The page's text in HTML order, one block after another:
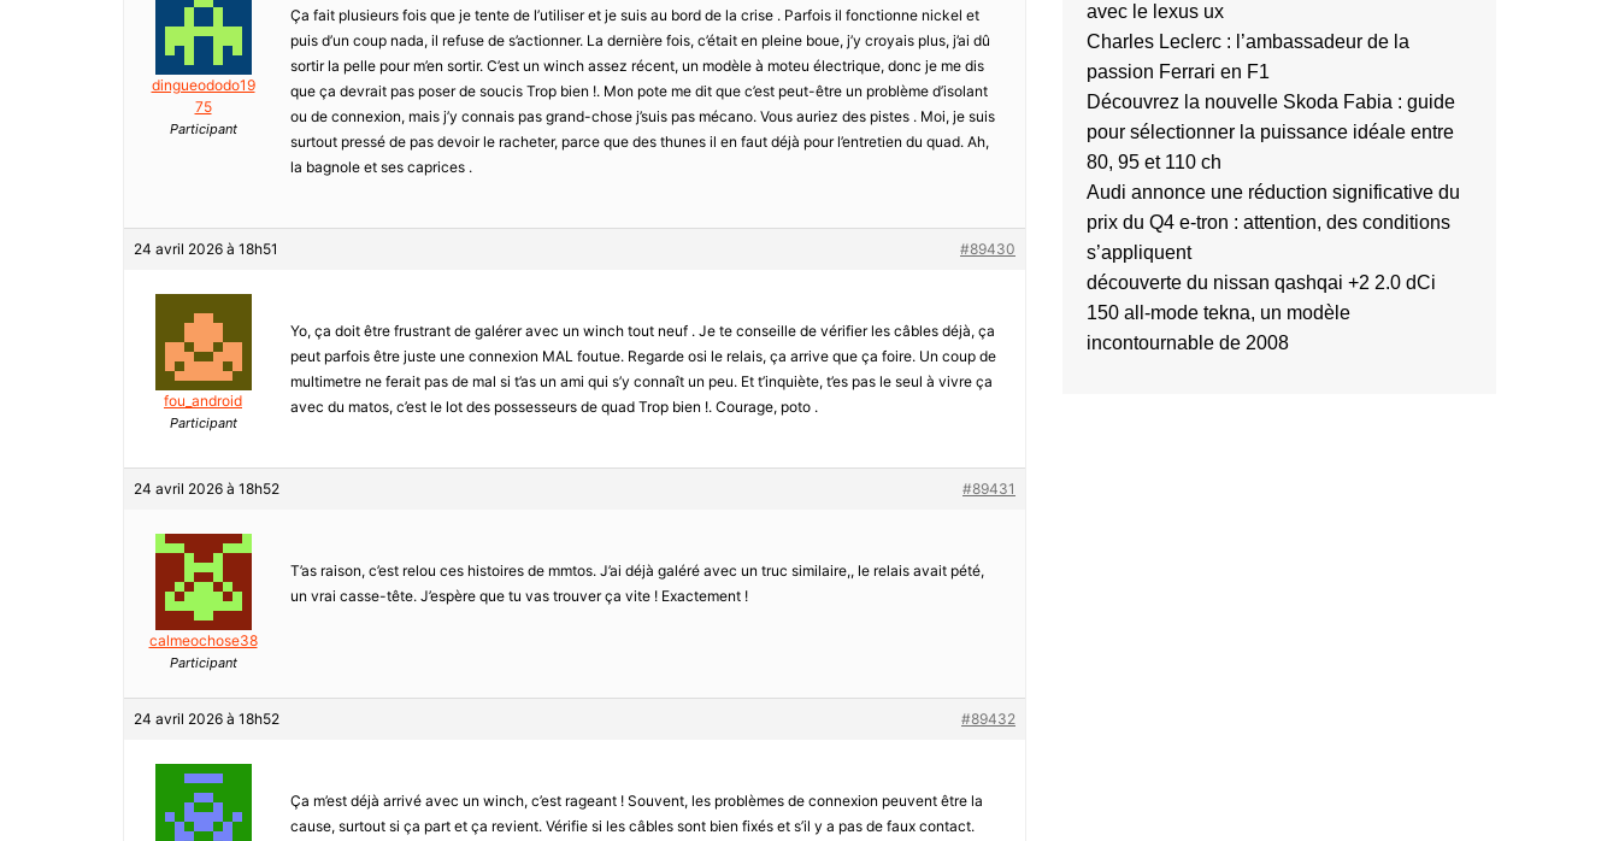
dingueododo19
75
Participant
Ça fait plusieurs fois que je tente de l’utiliser et je suis au bord de la crise . Parfois il fonctionne nickel et
puis d’un coup nada, il refuse de s’actionner. La dernière fois, c’était en pleine boue, j’y croyais plus, j’ai dû
sortir la pelle pour m’en sortir. C’est un winch assez récent, un modèle à moteu électrique, donc je me dis
que ça devrait pas poser de soucis Trop bien !. Mon pote me dit que c’est peut-être un problème d’isolant
ou de connexion, mais j’y connais pas grand-chose j’suis pas mécano. Vous auriez des pistes . Moi, je suis
surtout pressé de pas devoir le racheter, parce que des thunes il en faut déjà pour l’entretien du quad. Ah,
la bagnole et ses caprices .
24 avril 2026 à 18h51 #89430
fou_android
Participant
Yo, ça doit être frustrant de galérer avec un winch tout neuf . Je te conseille de vérifier les câbles déjà, ça
peut parfois être juste une connexion MAL foutue. Regarde osi le relais, ça arrive que ça foire. Un coup de
multimetre ne ferait pas de mal si t’as un ami qui s’y connaît un peu. Et t’inquiète, t’es pas le seul à vivre ça
avec du matos, c’est le lot des possesseurs de quad Trop bien !. Courage, poto .
24 avril 2026 à 18h52 #89431
calmeochose38
Participant
T’as raison, c’est relou ces histoires de mmtos. J’ai déjà galéré avec un truc similaire,, le relais avait pété,
un vrai casse-tête. J’espère que tu vas trouver ça vite ! Exactement !
24 avril 2026 à 18h52 #89432
Ça m’est déjà arrivé avec un winch, c’est rageant ! Souvent, les problèmes de connexion peuvent être la
cause, surtout si ça part et ça revient. Vérifie si les câbles sont bien fixés et s’il y a pas de faux contact.
avec le lexus ux
Charles Leclerc : l’ambassadeur de la
passion Ferrari en F1
Découvrez la nouvelle Skoda Fabia : guide
pour sélectionner la puissance idéale entre
80, 95 et 110 ch
Audi annonce une réduction significative du
prix du Q4 e-tron : attention, des conditions
s’appliquent
découverte du nissan qashqai +2 2.0 dCi
150 all-mode tekna, un modèle
incontournable de 2008